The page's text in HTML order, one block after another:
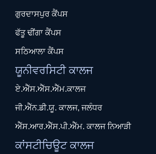
ਗੁਰਦਾਸਪੁਰ ਕੈਂਪਸ
ਫੱਤੂ ਢੀਂਗਾ ਕੈਂਪਸ
ਸਠਿਆਲਾ ਕੈਂਪਸ
ਯੂਨੀਵਰਸਿਟੀ ਕਾਲਜ
ਏ.ਐੱਸ.ਐੱਸ.ਐੱਮ.ਕਾਲਜ
ਜੀ.ਐੱਨ.ਡੀ.ਯੂ. ਕਾਲਜ, ਜਲੰਧਰ
ਐੱਸ.ਆਰ.ਐੱਸ.ਪੀ.ਐੱਮ. ਕਾਲਜ ਨਿਆੜੀ
ਕਾਂਸਟੀਚਿਊਟ ਕਾਲਜ